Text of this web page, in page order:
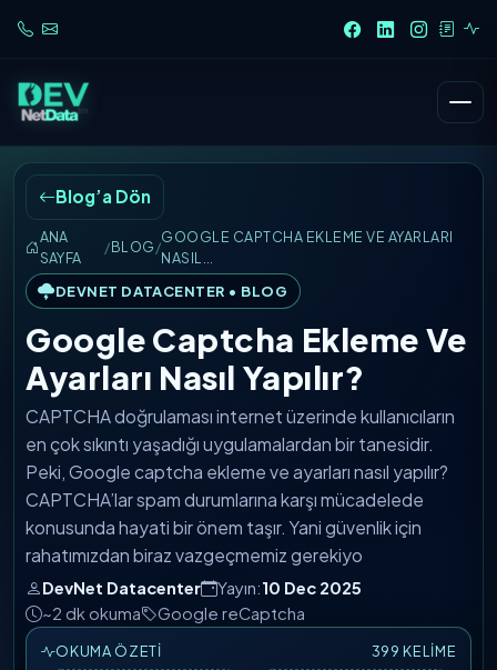
Blog’a Dön
ANA
SAYFA
/BLOG/
GOOGLE CAPTCHA EKLEME VE AYARLARI
NASIL…
DEVNET DATACENTER • BLOG
Google Captcha Ekleme Ve
Ayarları Nasıl Yapılır?
CAPTCHA doğrulaması internet üzerinde kullanıcıların
en çok sıkıntı yaşadığı uygulamalardan bir tanesidir.
Peki, Google captcha ekleme ve ayarları nasıl yapılır?
CAPTCHA’lar spam durumlarına karşı mücadelede
konusunda hayati bir önem taşır. Yani güvenlik için
rahatımızdan biraz vazgeçmemiz gerekiyo
DevNet Datacenter Yayın:10 Dec 2025
~2 dk okuma
Google reCaptcha
OKUMA ÖZETI
399 KELIME